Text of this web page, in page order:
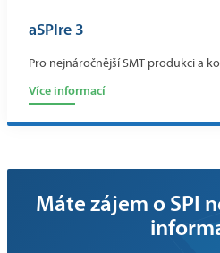
aSPIre 3
Pro nejnáročnější SMT produkci a
Více informací
Máte zájem o SPI